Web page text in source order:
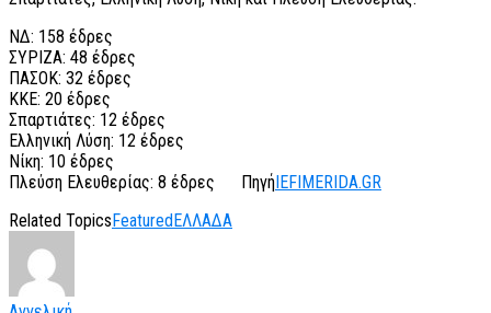
ΝΔ: 158 έδρες
ΣΥΡΙΖΑ: 48 έδρες
ΠΑΣΟΚ: 32 έδρες
ΚΚΕ: 20 έδρες
Σπαρτιάτες: 12 έδρες
Ελληνική Λύση: 12 έδρες
Νίκη: 10 έδρες
Πλεύση Ελευθερίας: 8 έδρες
Πηγή IEFIMERIDA.GR
Related Topics Featured ΕΛΛΑΔΑ